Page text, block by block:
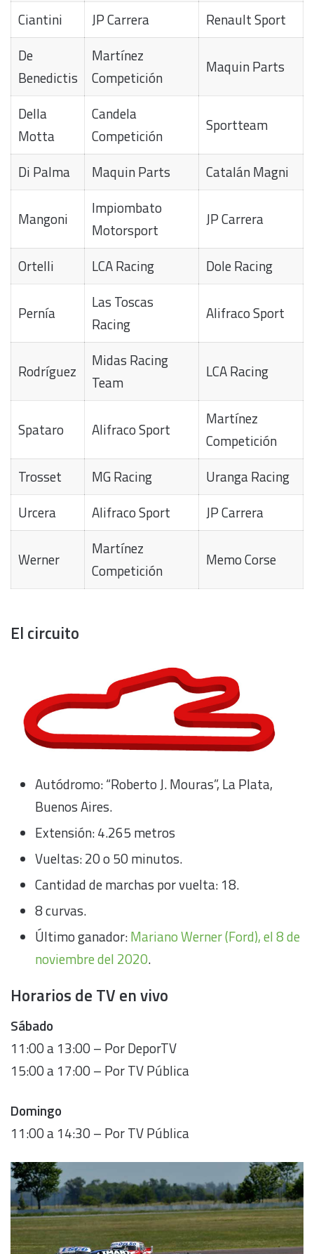
Ciantini
JP Carrera
Renault Sport
De
Benedictis
Martínez
Competición
Maquin Parts
Della
Motta
Candela
Competición
Sportteam
Di Palma Maquin Parts Catalán Magni
Mangoni
Impiombato
Motorsport
JP Carrera
Ortelli LCA Racing Dole Racing
Pernía
Las Toscas
Racing
Alifraco Sport
Rodríguez
Midas Racing
Team
LCA Racing
Spataro Alifraco Sport
Martínez
Competición
Trosset
MG Racing
Uranga Racing
Urcera
Alifraco Sport JP Carrera
Werner
Martínez
Competición
Memo Corse
El circuito
Autódromo: “Roberto J. Mouras”, La Plata,
Buenos Aires.
Extensión: 4.265 metros
Vueltas: 20 o 50 minutos.
Cantidad de marchas por vuelta: 18.
8 curvas.
Último ganador:Mariano Werner (Ford), el 8 de
noviembre del 2020.
Horarios de TV en vivo
Sábado
11:00 a 13:00 – Por DeporTV
15:00 a 17:00 – Por TV Pública
Domingo
11:00 a 14:30 – Por TV Pública